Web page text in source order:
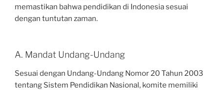
memastikan bahwa pendidikan di Indonesia sesuai
dengan tuntutan zaman.
A. Mandat Undang-Undang
Sesuai dengan Undang-Undang Nomor 20 Tahun 2003
tentang Sistem Pendidikan Nasional, komite memiliki